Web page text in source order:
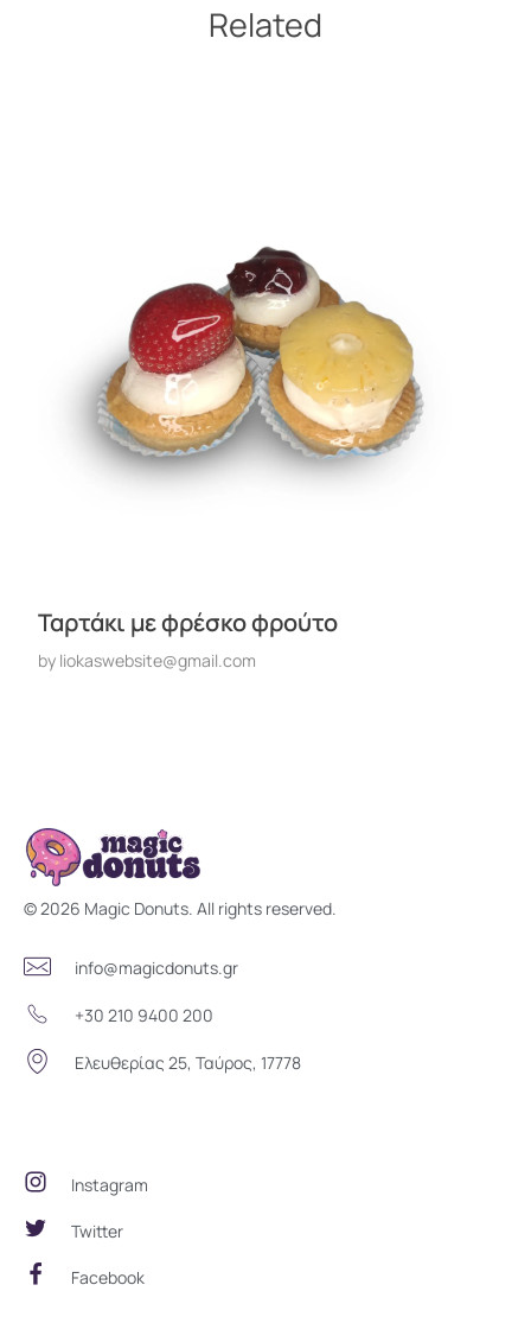
Related
Ταρτάκι με φρέσκο φρούτο
by liokaswebsite@gmail.com
Magic Donuts
© 2026 Magic Donuts. All rights reserved.
info@magicdonuts.gr
+30 210 9400 200
Ελευθερίας 25, Ταύρος, 17778
Instagram
Twitter
Facebook